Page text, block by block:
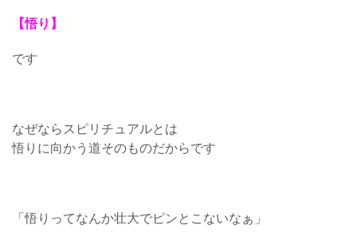
【悟り】
です
なぜならスピリチュアルとは
悟りに向かう道そのものだからです
「悟りってなんか壮大でピンとこないなぁ」